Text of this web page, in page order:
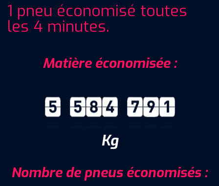
1 pneu économisé toutes
les 4 minutes.
Matière économisée :
Kg
Nombre de pneus économisés :